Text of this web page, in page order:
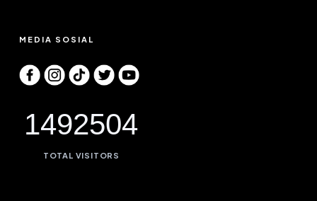
MEDIA SOSIAL
1492504
TOTAL VISITORS